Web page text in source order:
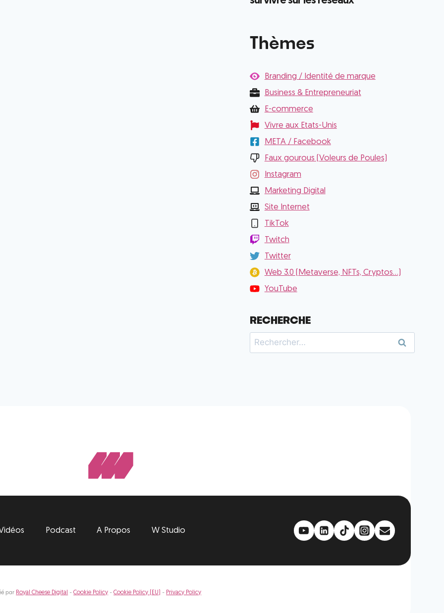
Thèmes
Branding / Identité de marque
Business & Entrepreneuriat
E-commerce
Vivre aux Etats-Unis
META / Facebook
Faux gourous (Voleurs de Poules)
Instagram
Marketing Digital
Site Internet
TikTok
Twitch
Twitter
Web 3.0 (Metaverse, NFTs, Cryptos...)
YouTube
RECHERCHE
Podcast A Propos W Studio
par Royal Cheese Digital -Cookie Policy -Cookie Policy (EU) - Privacy Policy